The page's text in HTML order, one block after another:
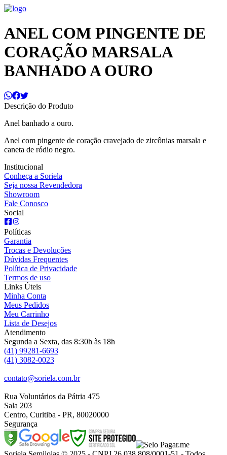
ANEL COM PINGENTE DE
CORAÇÃO MARSALA
BANHADO A OURO
Descrição do Produto
Anel banhado a ouro.
Anel com pingente de coração cravejado de zircônias marsala e
caneta de ródio negro.
Institucional
Conheça a Soriela
Seja nossa Revendedora
Showroom
Fale Conosco
Social
Políticas
Garantia
Trocas e Devoluções
Dúvidas Frequentes
Política de Privacidade
Termos de uso
Links Úteis
Minha Conta
Meus Pedidos
Meu Carrinho
Lista de Desejos
Atendimento
Segunda a Sexta, das 8:30h às 18h
(41) 99281-6693
(41) 3082-0023
contato@soriela.com.br
Rua Voluntários da Pátria 475
Sala 203
Centro, Curitiba - PR, 80020000
Segurança